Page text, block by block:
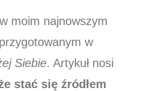
moim najnowszym
w
Siebie. Artykuł nosi
stać się źródłem